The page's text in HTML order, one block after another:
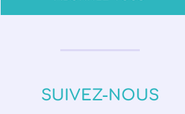
SUIVEZ-NOUS